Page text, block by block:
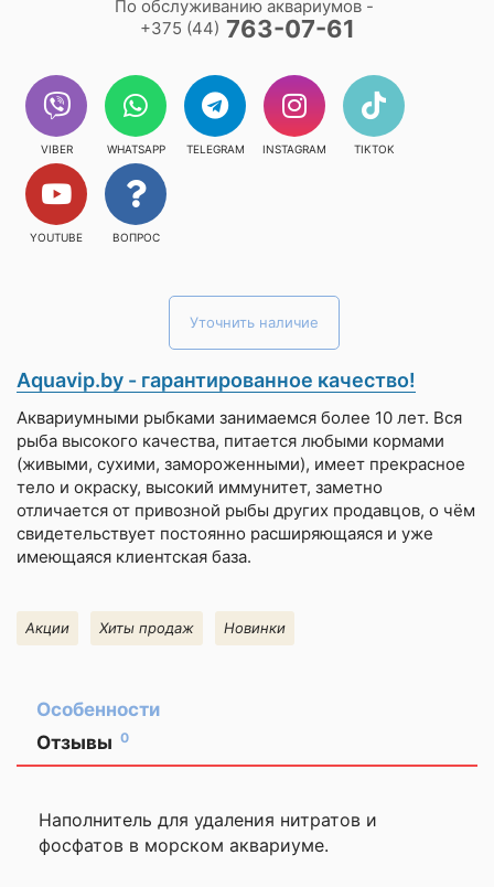
По обслуживанию аквариумов -
+375 (44) 763-07-61
VIBER WHATSAPP TELEGRAM INSTAGRAM TIKTOK
YOUTUBE ВОПРОС
Уточнить наличие
Aquavip.by - гарантированное качество!
Аквариумными рыбками занимаемся более 10 лет. Вся
рыба высокого качества, питается любыми кормами
(живыми, сухими, замороженными), имеет прекрасное
тело и окраску, высокий иммунитет, заметно
отличается от привозной рыбы других продавцов, о чём
свидетельствует постоянно расширяющаяся и уже
имеющаяся клиентская база.
Акции Хиты продаж Новинки
Особенности
Отзывы 0
Наполнитель для удаления нитратов и
фосфатов в морском аквариуме.
Оставить
отзыв
Ваша